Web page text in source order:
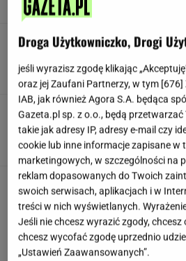
Nowe zdjęcie Johna
sieci. Aktor schudł
"Poznajmy się
młode Polki
Droga Użytkowniczko, Drogi
jeśli wyrazisz zgodę klikając
oraz jej Zaufani Partnerzy, w tym [676]
IAB, jak również Agora S.A. będąca
Gazeta.pl sp. z o.o., będą
takie jak adresy IP, adresy e-mail czy
cookie lub inne informacje zapisane w
marketingowych, w szczególności na
reklam dopasowanych do Twoich
swoich serwisach, aplikacjach i w
treści w nich wyświetlanych.
Jeśli nie chcesz wyrazić zgody,
chcesz wycofać zgodę uprzednio
„Ustawień Zaawansowanych”.